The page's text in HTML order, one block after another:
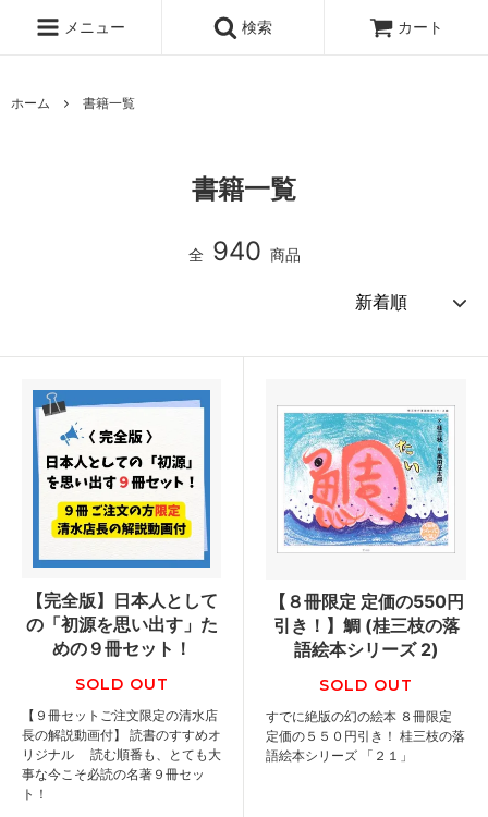
メニュー 検索 カート
ホーム 書籍一覧
書籍一覧
全 940 商品
【完全版】日本人として
の「初源を思い出す」た
めの９冊セット！
SOLD OUT
【９冊セットご注文限定の清水店
長の解説動画付】 読書のすすめオ
リジナル 読む順番も、とても大
事な今こそ必読の名著９冊セッ
ト！
【８冊限定 定価の550円
引き！】鯛 (桂三枝の落
語絵本シリーズ 2)
SOLD OUT
すでに絶版の幻の絵本 ８冊限定
定価の５５０円引き！ 桂三枝の落
語絵本シリーズ 「２１」